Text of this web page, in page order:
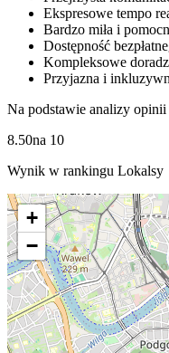
Ekspresowe tempo
Bardzo miła i
Dostępność
Kompleksowe
Przyjazna i
Na podstawie analizy
8.50na 10
Wynik w rankingu Lokalsy
+
−